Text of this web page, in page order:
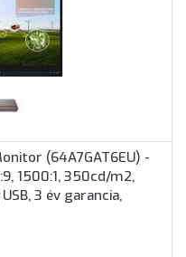
(64A7GAT6EU) -
1500:1, 350cd/m2,
3 év garancia,